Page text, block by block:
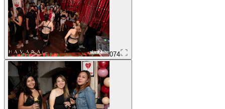
074